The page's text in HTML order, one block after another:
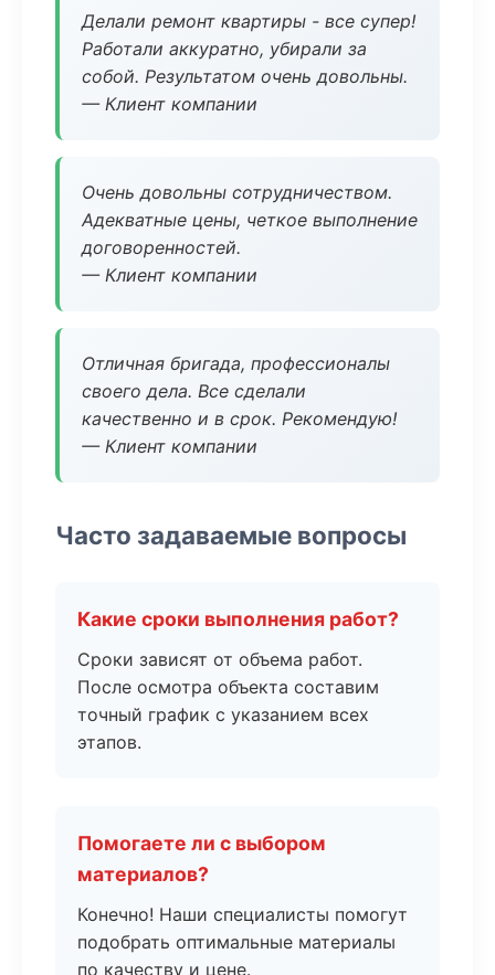
Делали ремонт квартиры - все супер!
Работали аккуратно, убирали за
собой. Результатом очень довольны.
— Клиент компании
Очень довольны сотрудничеством.
Адекватные цены, четкое выполнение
договоренностей.
— Клиент компании
Отличная бригада, профессионалы
своего дела. Все сделали
качественно и в срок. Рекомендую!
— Клиент компании
Часто задаваемые вопросы
Какие сроки выполнения работ?
Сроки зависят от объема работ.
После осмотра объекта составим
точный график с указанием всех
этапов.
Помогаете ли с выбором
материалов?
Конечно! Наши специалисты помогут
подобрать оптимальные материалы
по качеству и цене.